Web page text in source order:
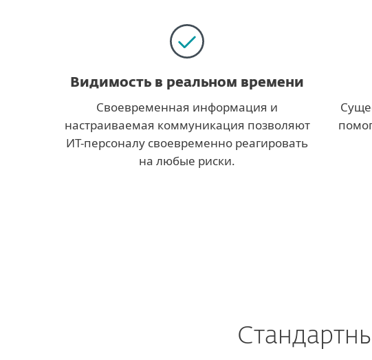
Видимость в реальном времени
Своевременная информация и
настраиваемая коммуникация позволяют
ИТ-персоналу своевременно реагировать
на любые риски.